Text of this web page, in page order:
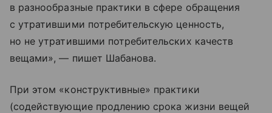
в разнообразные практики в сфере обращения
с утратившими потребительскую ценность,
но не утратившими потребительских качеств
вещами», — пишет Шабанова.
При этом «конструктивные» практики
(содействующие продлению срока жизни вещей